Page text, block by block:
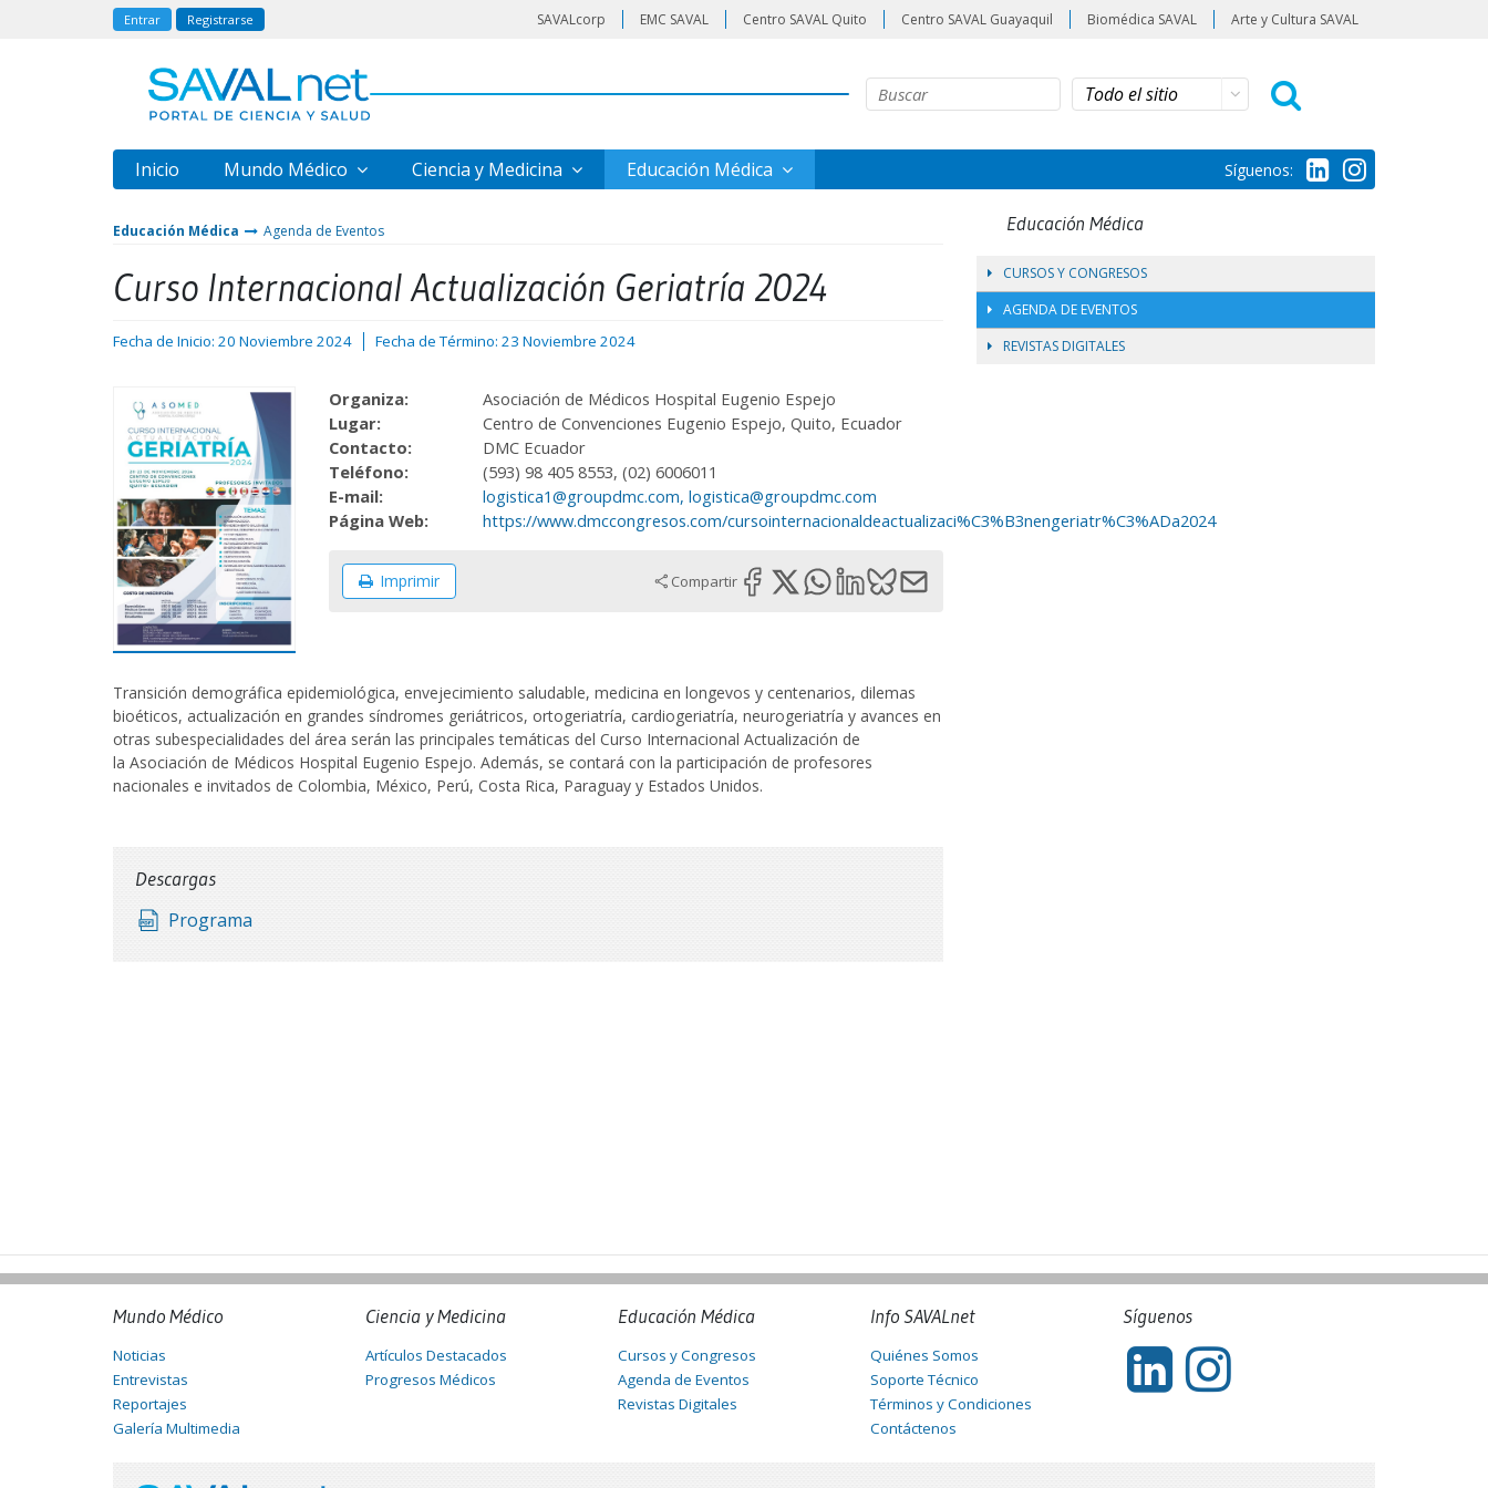
Entrar Registrarse SAVALcorp EMC SAVAL Centro SAVAL Quito Centro SAVAL Guayaquil Biomédica SAVAL Arte y Cultura SAVAL
Inicio Mundo Médico Ciencia y Medicina Educación Médica Síguenos:
Educación Médica Agenda de Eventos
Curso Internacional Actualización Geriatría 2024
Fecha de Inicio: 20 Noviembre 2024 Fecha de Término: 23 Noviembre 2024
Organiza:
Asociación de Médicos Hospital Eugenio Espejo
Lugar:
Centro de Convenciones Eugenio Espejo, Quito, Ecuador
Contacto:
DMC Ecuador
Teléfono:
(593) 98 405 8553, (02) 6006011
E-mail:
logistica1@groupdmc.com​, logistica@groupdmc.com
Página Web:
https://www.dmccongresos.com/cursointernacionaldeactualizaci%C3%B3nengeriatr%C3%ADa2024
Imprimir Compartir
Transición demográfica epidemiológica, envejecimiento saludable, medicina en longevos y centenarios, dilemas
bioéticos, actualización en grandes síndromes geriátricos, ortogeriatría, cardiogeriatría, neurogeriatría y avances en
otras subespecialidades del área serán las principales temáticas del Curso Internacional Actualización de
la Asociación de Médicos Hospital Eugenio Espejo. Además, se contará con la participación de profesores
nacionales e invitados de Colombia, México, Perú, Costa Rica, Paraguay y Estados Unidos.
Descargas
Programa
Educación Médica
CURSOS Y CONGRESOS
AGENDA DE EVENTOS
REVISTAS DIGITALES
Mundo Médico
Noticias
Entrevistas
Reportajes
Galería Multimedia
Ciencia y Medicina
Artículos Destacados
Progresos Médicos
Educación Médica
Cursos y Congresos
Agenda de Eventos
Revistas Digitales
Info SAVALnet
Quiénes Somos
Soporte Técnico
Términos y Condiciones
Contáctenos
Síguenos